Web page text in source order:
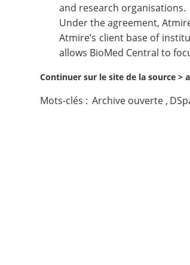
Nous suivre
and research organisations.
Under the agreement,
Atmire’s client base of
allows BioMed Central to
Continuer sur le site de la source >
Mots-clés : Archive ouverte ,